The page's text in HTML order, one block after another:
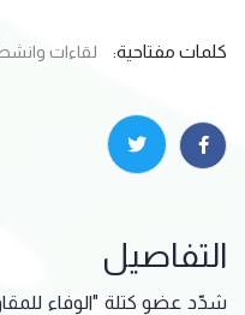
كلمات مفتاحية: لقاءات
التفاصيل
شدّد عضو كتلة "الوفاء